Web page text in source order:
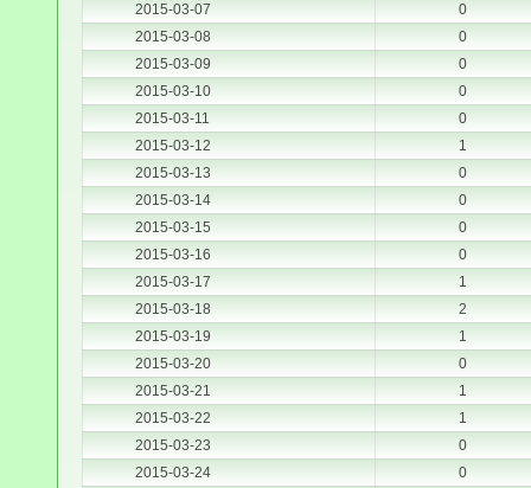
2015-03-07
0
2015-03-08
0
2015-03-09
0
2015-03-10
0
2015-03-11
0
2015-03-12
1
2015-03-13
0
2015-03-14
0
2015-03-15
0
2015-03-16
0
2015-03-17
1
2015-03-18
2
2015-03-19
1
2015-03-20
0
2015-03-21
1
2015-03-22
1
2015-03-23
0
2015-03-24
0